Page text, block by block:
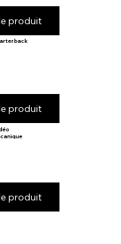
produit
produit
produit